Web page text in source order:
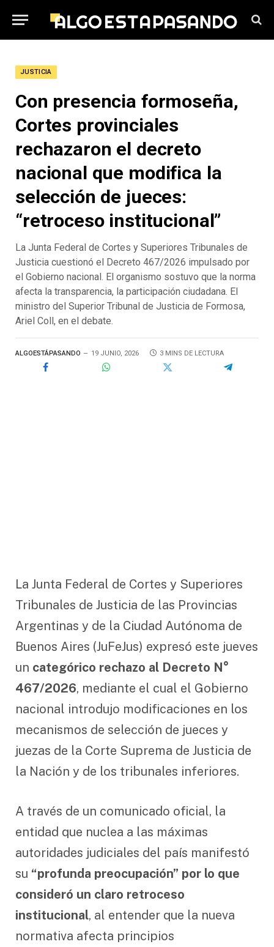
JUSTICIA
Con presencia formoseña,
Cortes provinciales
rechazaron el decreto
nacional que modifica la
selección de jueces:
“retroceso institucional”
La Junta Federal de Cortes y Superiores Tribunales de
Justicia cuestionó el Decreto 467/2026 impulsado por
el Gobierno nacional. El organismo sostuvo que la norma
afecta la transparencia, la participación ciudadana. El
ministro del Superior Tribunal de Justicia de Formosa,
Ariel Coll, en el debate.
ALGOESTÁPASANDO 19 JUNIO, 2026 3 MINS DE LECTURA
La Junta Federal de Cortes y Superiores
Tribunales de Justicia de las Provincias
Argentinas y de la Ciudad Autónoma de
Buenos Aires (JuFeJus) expresó este jueves
un categórico rechazo al Decreto N°
467/2026, mediante el cual el Gobierno
nacional introdujo modificaciones en los
mecanismos de selección de jueces y
juezas de la Corte Suprema de Justicia de
la Nación y de los tribunales inferiores.
A través de un comunicado oficial, la
entidad que nuclea a las máximas
autoridades judiciales del país manifestó
su “profunda preocupación” por lo que
consideró un claro retroceso
institucional, al entender que la nueva
normativa afecta principios